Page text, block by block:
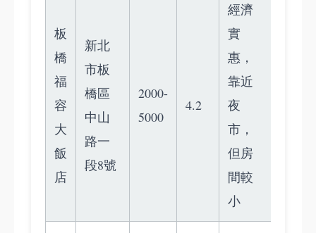
板
橋
福
容
大
飯
店
新北
市板
橋區
中山
路一
段8號
2000-
5000
4.2
經濟
實
惠，
靠近
夜
市，
但房
間較
小